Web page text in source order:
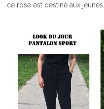
ce rose est destiné aux jeunes...